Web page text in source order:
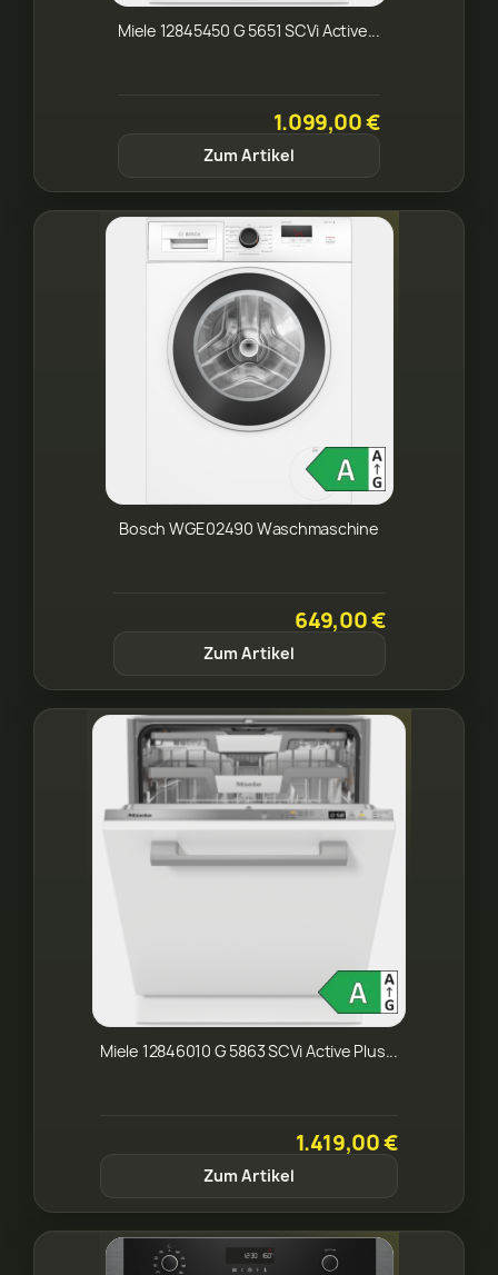
Miele 12845450 G 5651 SCVi Active...
1.099,00 €
Zum Artikel
Bosch WGE02490 Waschmaschine
649,00 €
Zum Artikel
Miele 12846010 G 5863 SCVi Active Plus...
1.419,00 €
Zum Artikel